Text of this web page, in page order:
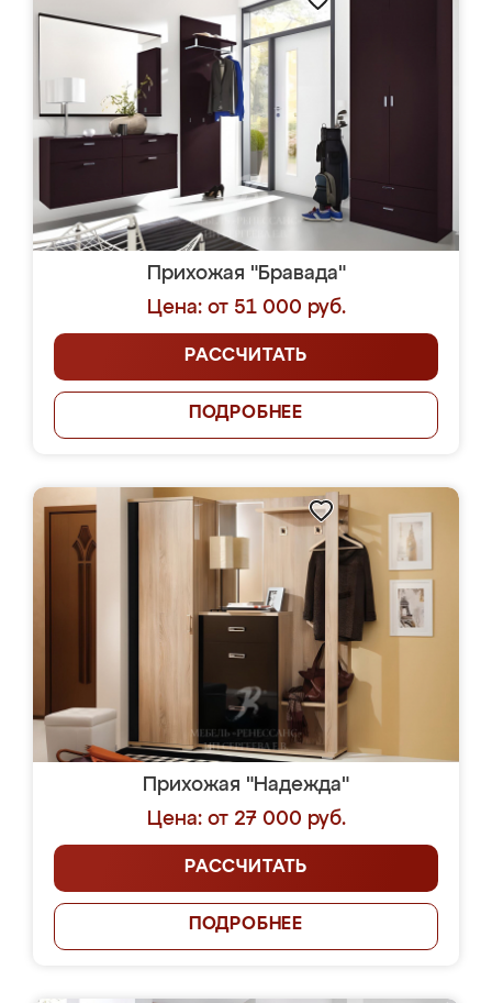
Прихожая "Бравада"
Цена: от 51 000 руб.
РАССЧИТАТЬ
ПОДРОБНЕЕ
Прихожая "Надежда"
Цена: от 27 000 руб.
РАССЧИТАТЬ
ПОДРОБНЕЕ